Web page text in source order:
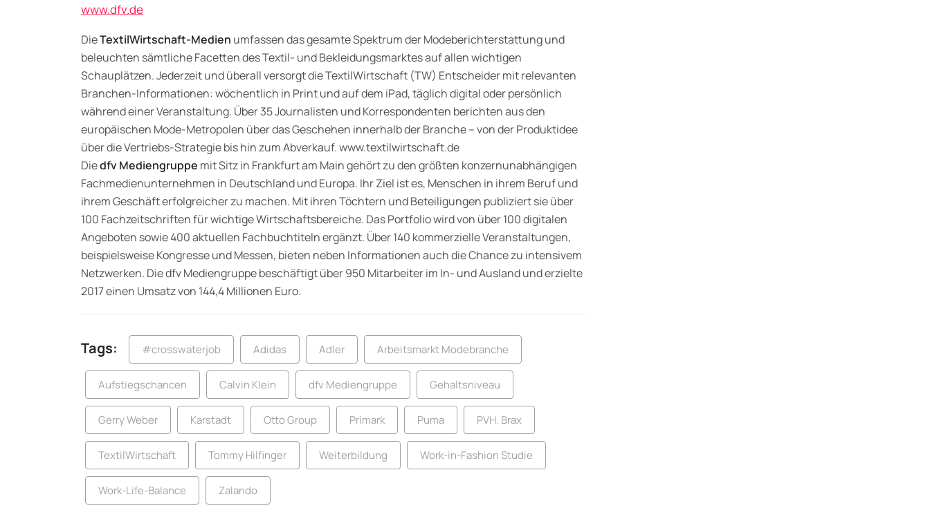
www.dfv.de
DieTextilWirtschaft-Medien umfassen das gesamte Spektrum der Modeberichterstattung und
beleuchten sämtliche Facetten des Textil- und Bekleidungsmarktes auf allen wichtigen
Schauplätzen. Jederzeit und überall versorgt die TextilWirtschaft (TW) Entscheider mit relevanten
Branchen-Informationen: wöchentlich in Print und auf dem iPad, täglich digital oder persönlich
während einer Veranstaltung. Über 35 Journalisten und Korrespondenten berichten aus den
europäischen Mode-Metropolen über das Geschehen innerhalb der Branche – von der Produktidee
über die Vertriebs-Strategie bis hin zum Abverkauf. www.textilwirtschaft.de
Diedfv Mediengruppe mit Sitz in Frankfurt am Main gehört zu den größten konzernunabhängigen
Fachmedienunternehmen in Deutschland und Europa. Ihr Ziel ist es, Menschen in ihrem Beruf und
ihrem Geschäft erfolgreicher zu machen. Mit ihren Töchtern und Beteiligungen publiziert sie über
100 Fachzeitschriften für wichtige Wirtschaftsbereiche. Das Portfolio wird von über 100 digitalen
Angeboten sowie 400 aktuellen Fachbuchtiteln ergänzt. Über 140 kommerzielle Veranstaltungen,
beispielsweise Kongresse und Messen, bieten neben Informationen auch die Chance zu intensivem
Netzwerken. Die dfv Mediengruppe beschäftigt über 950 Mitarbeiter im In- und Ausland und erzielte
2017 einen Umsatz von 144,4 Millionen Euro.
Tags: #crosswaterjob Adidas Adler Arbeitsmarkt Modebranche
Aufstiegschancen Calvin Klein dfv Mediengruppe Gehaltsniveau
Gerry Weber Karstadt Otto Group Primark Puma PVH. Brax
TextilWirtschaft Tommy Hilfinger Weiterbildung Work-in-Fashion Studie
Work-Life-Balance Zalando